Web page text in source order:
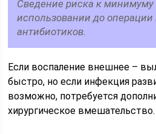
Сведение риска к
использовании до операции
антибиотиков.
Если воспаление внешнее –
быстро, но если инфекция
возможно, потребуется
хирургическое вмешательство.